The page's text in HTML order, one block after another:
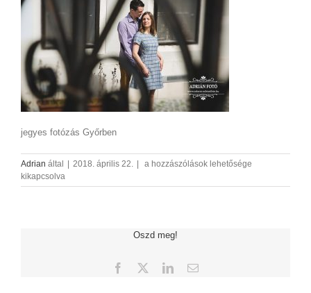
jegyes fotózás Győrben
Adrian által | 2018. április 22. |
jegyesfotozas_AdrianFoto_14
a hozzászólások lehetősége
kikapcsolva
Oszd meg!
Facebook LinkedInEmail: